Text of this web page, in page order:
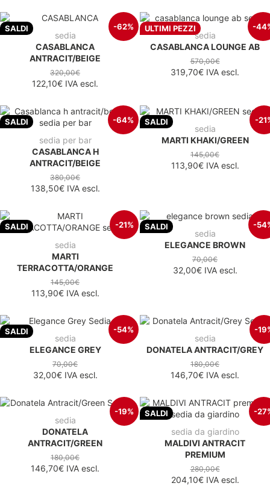
SALDI -62%
sedia
CASABLANCA
ANTRACIT/BEIGE
320,00€
122,10€ IVA escl.
ULTIMI PEZZI -
sedia
CASABLANCA LOUNGE AB
570,00€
319,70€ IVA escl.
SALDI -64%
sedia per bar
CASABLANCA H
ANTRACIT/BEIGE
380,00€
138,50€IVA escl.
SALDI -
sedia
MARTI KHAKI/GREEN
145,00€
113,90€IVA escl.
SALDI -21%
sedia
MARTI
TERRACOTTA/ORANGE
145,00€
113,90€IVA escl.
SALDI -
sedia
ELEGANCE BROWN
70,00€
32,00€IVA escl.
SALDI -54%
sedia
ELEGANCE GREY
70,00€
32,00€IVA escl.
-
sedia
DONATELA ANTRACIT/GREY
180,00€
146,70€ IVA escl.
-19%
sedia
DONATELA
ANTRACIT/GREEN
180,00€
146,70€ IVA escl.
SALDI -
sedia da giardino
MALDIVI ANTRACIT
PREMIUM
280,00€
204,10€IVA escl.